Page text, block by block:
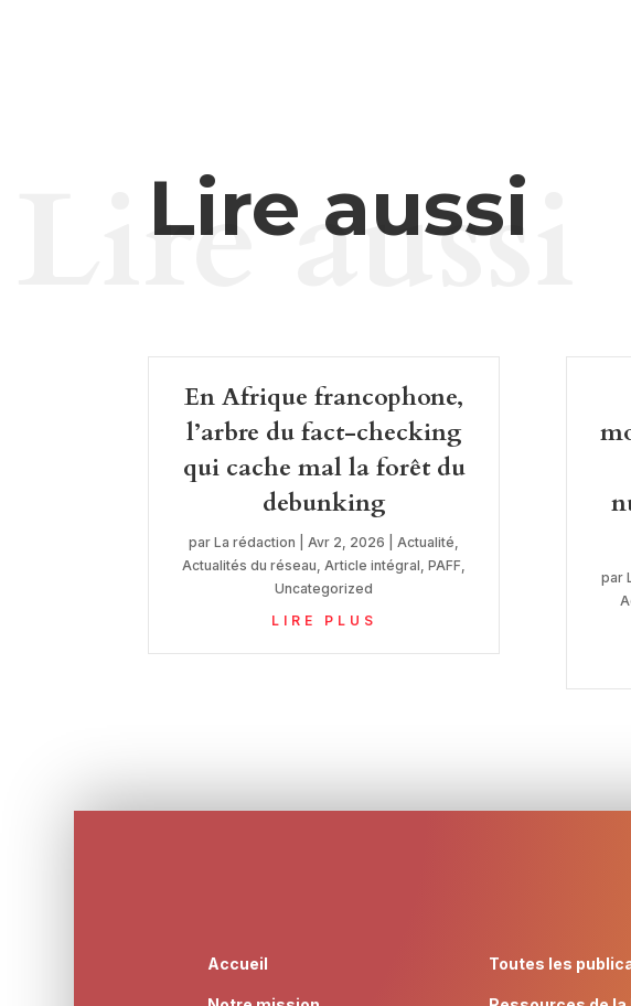
Lire aussi
Lire aussi
En Afrique francophone,
l’arbre du fact-checking
qui cache mal la forêt du
debunking
parLa rédaction Avr 2, 2026 Actualité
Actualités du réseau Article intégral ,PAFF
Uncategorized
LIRE PLUS
par
Accueil Toutes les